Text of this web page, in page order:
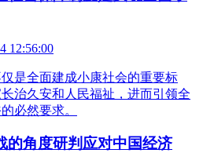
12:56:00
是全面建成小康社会的重要标
治久安和人民福祉，进而引领全
必然要求。
的角度研判应对中国经济